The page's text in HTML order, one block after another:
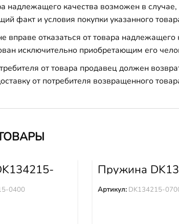
надлежащего качества возможен в
факт и условия покупки указанного
вправе отказаться от товара
исключительно приобретающим его
от товара продавец должен
от потребителя возвращенного
0400
Пружина
0700
Артикул: DK134215-